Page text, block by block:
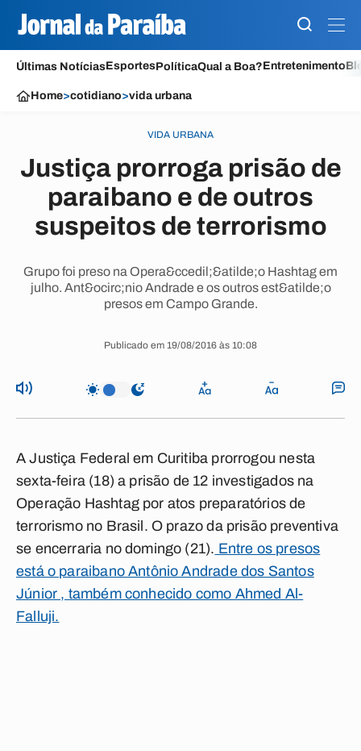
Últimas NotíciasEsportesPolíticaQual a Boa?Entretenimento
Home>cotidiano>vida urbana
VIDA URBANA
Justiça prorroga prisão de
paraibano e de outros
suspeitos de terrorismo
Grupo foi preso na Opera&ccedil;&atilde;o Hashtag em
julho. Ant&ocirc;nio Andrade e os outros est&atilde;o
presos em Campo Grande.
Publicado em 19/08/2016 às 10:08
A Justiça Federal em Curitiba prorrogou nesta
sexta-feira (18) a prisão de 12 investigados na
Operação Hashtag por atos preparatórios de
terrorismo no Brasil. O prazo da prisão preventiva
se encerraria no domingo (21). Entre os presos
está o paraibano Antônio Andrade dos Santos
Júnior , também conhecido como Ahmed Al-
Falluji.